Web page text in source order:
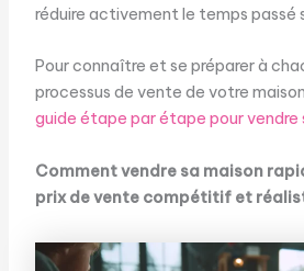
réduire activement le temps passé
Pour connaître et se préparer à
processus de vente de votre
guide étape par étape pour vendre
Comment vendre sa maison
prix de vente compétitif et